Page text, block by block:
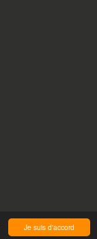
Je suis d'accord